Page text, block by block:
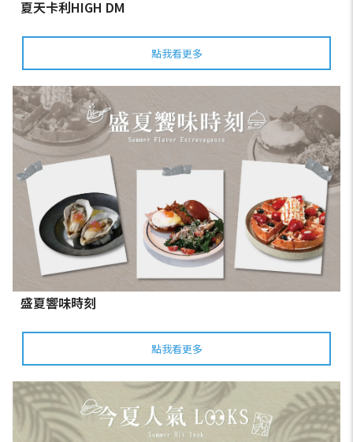
夏天卡利HIGH DM
點我看更多
盛夏響味時刻
點我看更多